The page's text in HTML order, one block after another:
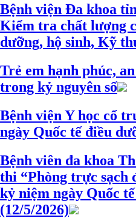
Bệnh viện Đa khoa
Kiểm tra chất lượng
dưỡng, hộ sinh, Kỹ
Trẻ em hạnh phúc,
trong kỷ nguyên số
Bệnh viện Y học cổ
ngày Quốc tế điều
Bệnh viên đa khoa
thi “Phòng trực sạch
kỷ niệm ngày Quốc
(12/5/2026)